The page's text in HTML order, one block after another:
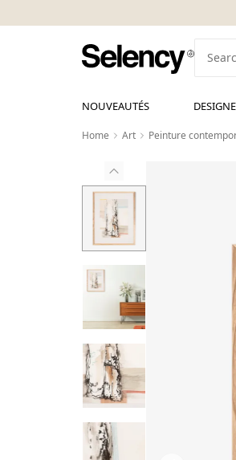
NOUVEAUTÉS
Home Art Peinture